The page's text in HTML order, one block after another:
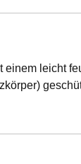
leicht